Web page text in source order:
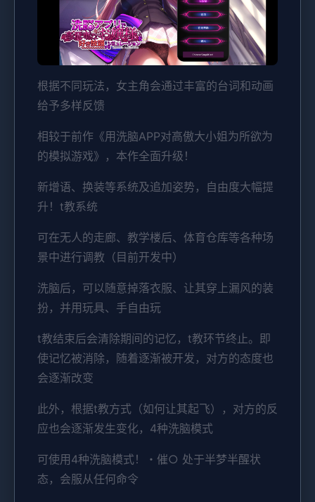
根据不同玩法，女主角会通过丰富的台词和动画
给予多样反馈
相较于前作《用洗脑APP对高傲大小姐为所欲为
的模拟游戏》，本作全面升级！
新增语、换装等系统及追加姿势，自由度大幅提
升！t教系统
可在无人的走廊、教学楼后、体育仓库等各种场
景中进行调教（目前开发中）
洗脑后，可以随意掉落衣服、让其穿上漏风的装
扮，并用玩具、手自由玩
t教结束后会清除期间的记忆，t教环节终止。即
使记忆被消除，随着逐渐被开发，对方的态度也
会逐渐改变
此外，根据t教方式（如何让其起飞），对方的反
应也会逐渐发生变化，4种洗脑模式
可使用4种洗脑模式！・催○ 处于半梦半醒状
态，会服从任何命令